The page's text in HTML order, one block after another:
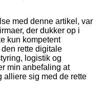
med denne artikel, var
der dukker op i
kun kompetent
rette digitale
logistik og
min anbefaling at
alliere sig med de rette